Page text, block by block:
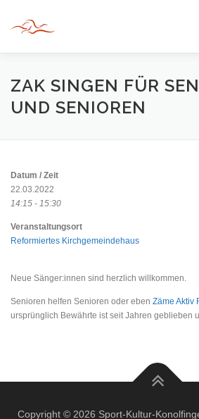
springen
HERZLICH WILLKOMMEN
INFORMATIONEN
ZAK SINGEN FÜR
UND SENIOREN
Datum / Zeit
22.03.2022
14:15 - 15:30
Veranstaltungsort
Reformiertes Kirchgemeindehaus
Neue Sänger:innen sind herzlich willkommen.
Senioren helfen Senioren oder eben Zäme Aktiv
ursprünglich Bewährte ist seit Jahren geblieben
Copyright © 2026 Sport-Kultur-